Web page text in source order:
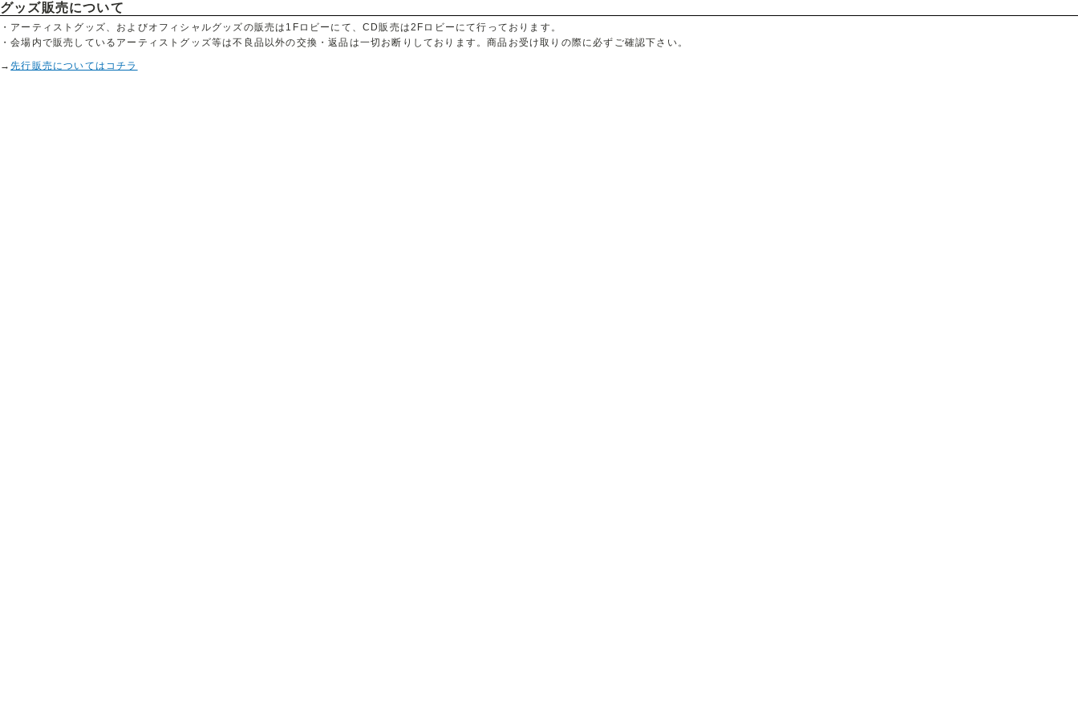
グッズ販売について
・アーティストグッズ、およびオフィシャルグッズの販売は1Fロビーにて、CD販売は2Fロビーにて行っております。
・会場内で販売しているアーティストグッズ等は不良品以外の交換・返品は一切お断りしております。商品お受け取りの際に必ずご確認下さい。
→先行販売についてはコチラ